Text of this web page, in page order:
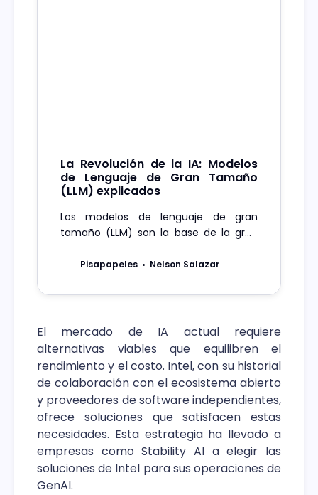
La Revolución de la IA: Modelos
de Lenguaje de Gran Tamaño
(LLM) explicados
Los modelos de lenguaje de gran
tamaño (LLM) son la base de la gran
populares del momento: ChatGPT,
Pisapapeles Nelson Salazar
El mercado de IA actual requiere
alternativas viables que equilibren el
rendimiento y el costo. Intel, con su historial
de colaboración con el ecosistema abierto
y proveedores de software independientes,
ofrece soluciones que satisfacen estas
necesidades. Esta estrategia ha llevado a
empresas como Stability AI a elegir las
soluciones de Intel para sus operaciones de
GenAI.